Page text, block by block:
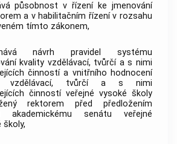
působnost v řízení ke jmenování
a v habilitačním řízení v rozsahu
tímto zákonem,
návrh pravidel systému
kvality vzdělávací, tvůrčí a s nimi
činností a vnitřního hodnocení
vzdělávací, tvůrčí a s nimi
činností veřejné vysoké školy
rektorem před předložením
akademickému senátu veřejné
školy,